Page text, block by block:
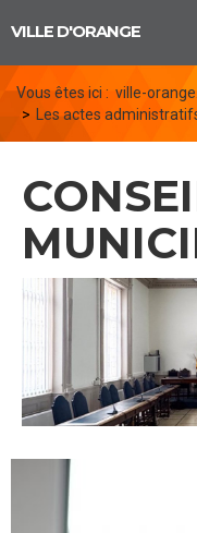
VILLE D'ORANGE
Vous êtes ici : ville-
Les actes